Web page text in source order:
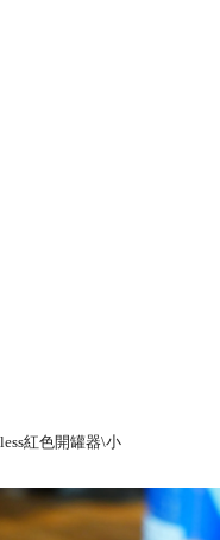
紅色開罐器\小